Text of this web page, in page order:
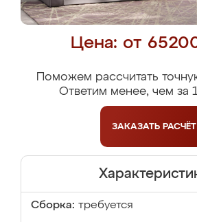
Цена: от
Поможем рассчитать
Ответим менее, чем за
ЗАКАЗАТЬ РАСЧЁТ
Сборка: требуется